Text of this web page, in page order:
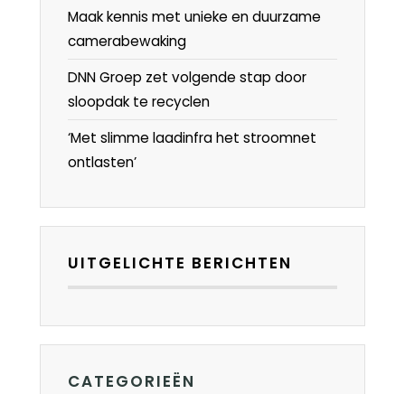
Maak kennis met unieke en duurzame
camerabewaking
DNN Groep zet volgende stap door
sloopdak te recyclen
‘Met slimme laadinfra het stroomnet
ontlasten’
UITGELICHTE BERICHTEN
CATEGORIEËN